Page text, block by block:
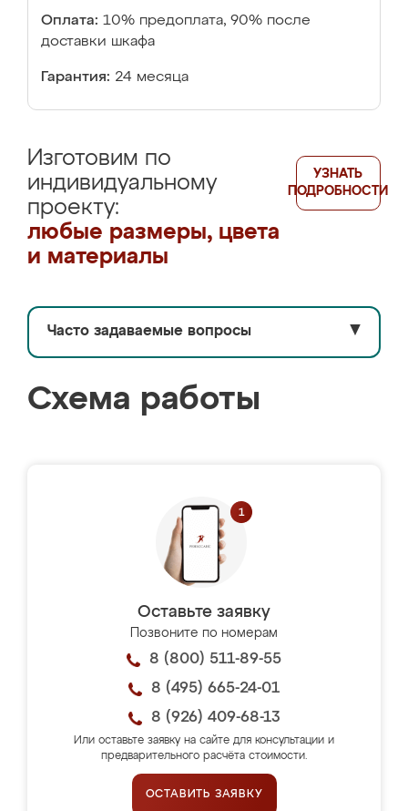
Оплата: 10% предоплата, 90% после
доставки шкафа
Гарантия: 24 месяца
Изготовим по
индивидуальному
проекту:
любые размеры, цвета
и материалы
УЗНАТЬ
ПОДРОБНОСТИ
Часто задаваемые вопросы ▼
Схема работы
Оставьте заявку
Позвоните по номерам
8 (800) 511-89-55
8 (495) 665-24-01
8 (926) 409-68-13
Или оставьте заявку на сайте для консультации и
предварительного расчёта стоимости.
ОСТАВИТЬ ЗАЯВКУ